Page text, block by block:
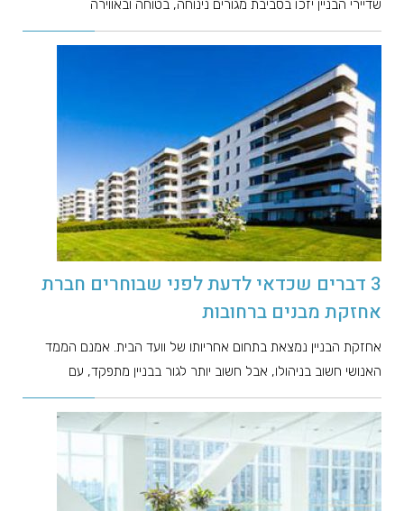
שדיירי הבניין יזכו בסביבת מגורים נינוחה, בטוחה ובאווירה
3 דברים שכדאי לדעת לפני שבוחרים חברת
אחזקת מבנים ברחובות
אחזקת הבניין נמצאת בתחום אחריותו של וועד הבית. אמנם הממד
האנושי חשוב בניהולו, אבל חשוב יותר לגור בבניין מתפקד, עם